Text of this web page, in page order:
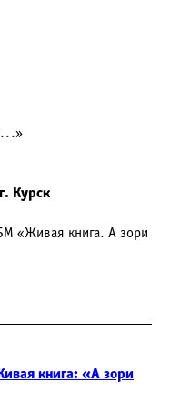
Курск
«Живая книга. А зори
книга: «А зори